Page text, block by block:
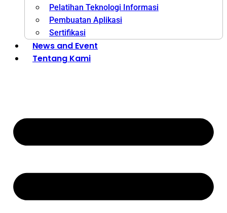
Pelatihan Teknologi Informasi
Pembuatan Aplikasi
Sertifikasi
News and Event
Tentang Kami